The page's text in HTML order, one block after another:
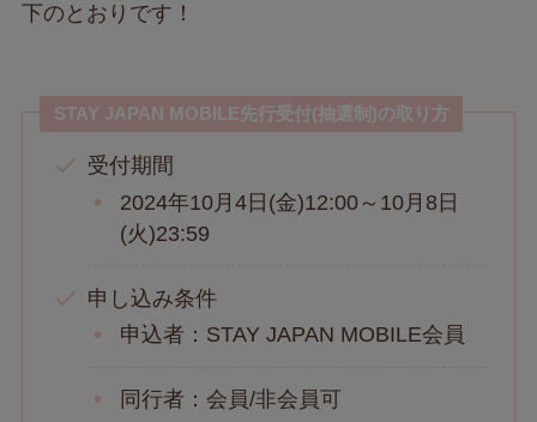
下のとおりです！
STAY JAPAN MOBILE先行受付(抽選制)の取り方
受付期間
2024年10月4日(金)12:00～10月8日
(火)23:59
申し込み条件
申込者：STAY JAPAN MOBILE会員
同行者：会員/非会員可